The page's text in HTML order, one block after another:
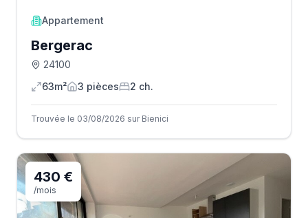
Appartement
Bergerac
24100
63m²
3 pièces 2 ch.
Trouvée le 03/08/2026 sur Bienici
430 €
/mois